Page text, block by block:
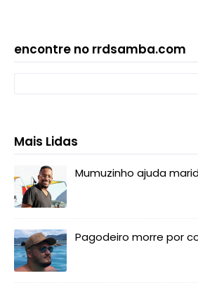
encontre no rrdsamba.com
Mais Lidas
Mumuzinho ajuda
Pagodeiro morre por